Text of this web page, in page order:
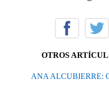
OTROS
ANA ALCUBIERRE: